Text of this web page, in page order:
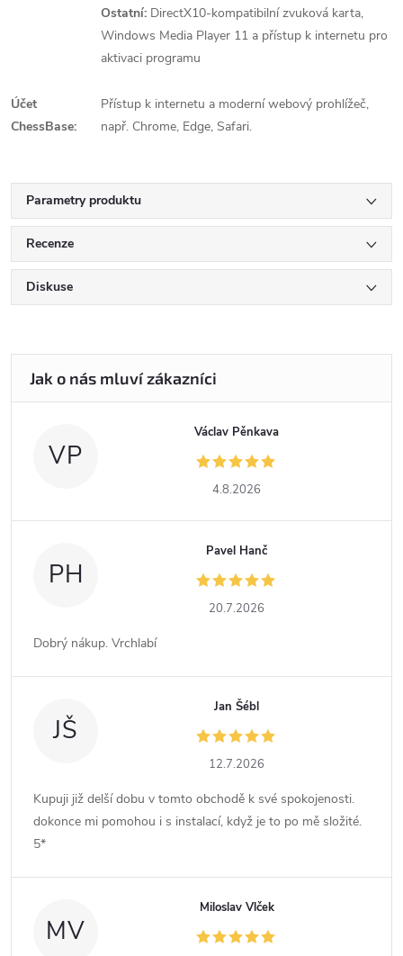
Ostatní: DirectX10-kompatibilní zvuková karta,
Windows Media Player 11 a přístup k internetu pro
aktivaci programu
Účet
ChessBase:
Přístup k internetu a moderní webový prohlížeč,
např. Chrome, Edge, Safari.
Parametry produktu
Recenze
Diskuse
VP
Václav Pěnkava
4.8.2026
PH
Pavel Hanč
20.7.2026
Dobrý nákup. Vrchlabí
JŠ
Jan Šébl
12.7.2026
Kupuji již delší dobu v tomto obchodě k své spokojenosti.
dokonce mi pomohou i s instalací, když je to po mě složité.
5*
MV
Miloslav Vlček